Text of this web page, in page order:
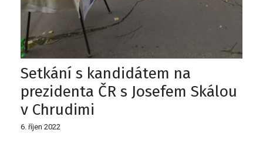
Setkání s kandidátem na
prezidenta ČR s Josefem Skálou
v Chrudimi
6. říjen 2022